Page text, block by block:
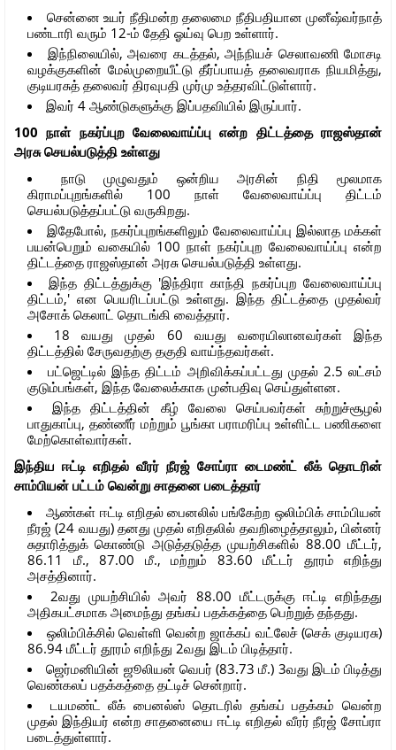
சென்னை உயர் நீதிமன்ற தலைமை நீதிபதியான முனீஷ்வர்நாத்
பண்டாரி வரும் 12-ம் தேதி ஓய்வு பெற உள்ளார்.
இந்நிலையில், அவரை கடத்தல், அந்நியச் செலாவணி மோசடி
வழக்குகளின் மேல்முறையீட்டு தீர்ப்பாயத் தலைவராக நியமித்து,
குடியரசுத் தலைவர் திரவுபதி முர்மு உத்தரவிட்டுள்ளார்.
இவர் 4 ஆண்டுகளுக்கு இப்பதவியில் இருப்பார்.
100 நாள் நகர்ப்புற வேலைவாய்ப்பு என்ற திட்டத்தை ராஜஸ்தான்
அரசு செயல்படுத்தி உள்ளது
நாடு முழுவதும் ஒன்றிய அரசின் நிதி மூலமாக
கிராமப்புறங்களில் 100 நாள் வேலைவாய்ப்பு திட்டம்
செயல்படுத்தப்பட்டு வருகிறது.
இதேபோல், நகர்ப்புறங்களிலும் வேலைவாய்ப்பு இல்லாத மக்கள்
பயன்பெறும் வகையில் 100 நாள் நகர்ப்புற வேலைவாய்ப்பு என்ற
திட்டத்தை ராஜஸ்தான் அரசு செயல்படுத்தி உள்ளது.
இந்த திட்டத்துக்கு 'இந்திரா காந்தி நகர்ப்புற வேலைவாய்ப்பு
திட்டம்,' என பெயரிடப்பட்டு உள்ளது. இந்த திட்டத்தை முதல்வர்
அசோக் கெலாட் தொடங்கி வைத்தார்.
18 வயது முதல் 60 வயது வரையிலானவர்கள் இந்த
திட்டத்தில் சேருவதற்கு தகுதி வாய்ந்தவர்கள்.
பட்ஜெட்டில் இந்த திட்டம் அறிவிக்கப்பட்டது முதல் 2.5 லட்சம்
குடும்பங்கள், இந்த வேலைக்காக முன்பதிவு செய்துள்ளன.
இந்த திட்டத்தின் கீழ் வேலை செய்பவர்கள் சுற்றுச்சூழல்
பாதுகாப்பு, தண்ணீர் மற்றும் பூங்கா பராமரிப்பு உள்ளிட்ட பணிகளை
மேற்கொள்வார்கள்.
இந்திய ஈட்டி எறிதல் வீரர் நீரஜ் சோப்ரா டைமண்ட் லீக் தொடரின்
சாம்பியன் பட்டம் வென்று சாதனை படைத்தார்
ஆண்கள் ஈட்டி எறிதல் பைனலில் பங்கேற்ற ஒலிம்பிக் சாம்பியன்
நீரஜ் (24 வயது) தனது முதல் எறிதலில் தவறிழைத்தாலும், பின்னர்
சுதாரித்துக் கொண்டு அடுத்தடுத்த முயற்சிகளில் 88.00 மீட்டர்,
86.11 மீ., 87.00 மீ., மற்றும் 83.60 மீட்டர் தூரம் எறிந்து
அசத்தினார்.
2வது முயற்சியில் அவர் 88.00 மீட்டருக்கு ஈட்டி எறிந்தது
அதிகபட்சமாக அமைந்து தங்கப் பதக்கத்தை பெற்றுத் தந்தது.
ஒலிம்பிக்சில் வெள்ளி வென்ற ஜாக்கப் வட்லேச் (செக் குடியரசு)
86.94 மீட்டர் தூரம் எறிந்து 2வது இடம் பிடித்தார்.
ஜெர்மனியின் ஜூலியன் வெபர் (83.73 மீ.) 3வது இடம் பிடித்து
வெண்கலப் பதக்கத்தை தட்டிச் சென்றார்.
டயமண்ட் லீக் பைனல்ஸ் தொடரில் தங்கப் பதக்கம் வென்ற
முதல் இந்தியர் என்ற சாதனையை ஈட்டி எறிதல் வீரர் நீரஜ் சோப்ரா
படைத்துள்ளார்.